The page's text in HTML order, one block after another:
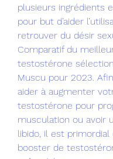
plusieurs ingrédients
pour but d’aider
retrouver du désir
Comparatif du
testostérone
Muscu pour 2023.
aider à augmenter
testostérone pour
musculation ou avoir
libido, il est primordial
booster de